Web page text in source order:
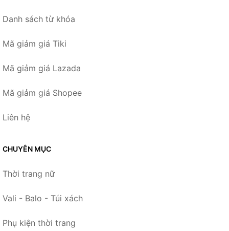
Danh sách từ khóa
Mã giảm giá Tiki
Mã giảm giá Lazada
Mã giảm giá Shopee
Liên hệ
CHUYÊN MỤC
Thời trang nữ
Vali - Balo - Túi xách
Phụ kiện thời trang